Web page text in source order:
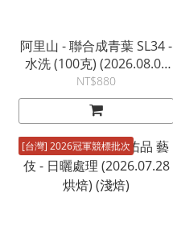
阿里山 - 聯合成青葉 SL34 -
水洗 (100克) (2026.08.03
烘焙) (淺焙)
NT$880
[台灣] 2026冠軍競標批次